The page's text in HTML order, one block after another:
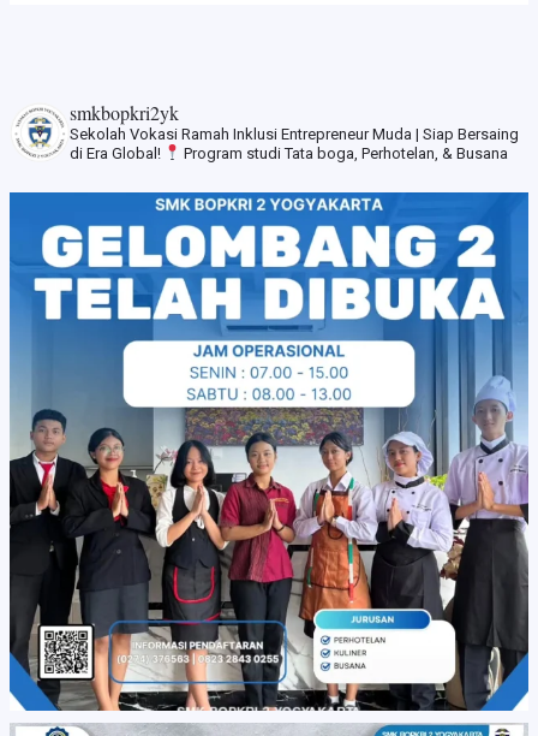
smkbopkri2yk
Sekolah Vokasi Ramah InklusiEntrepreneur Muda | Siap Bersaing
di Era Global!
Program studi Tata boga, Perhotelan, & Busana